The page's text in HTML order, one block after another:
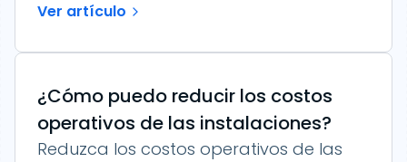
Ver artículo
¿Cómo puedo reducir los costos
operativos de las instalaciones?
Reduzca los costos operativos de las